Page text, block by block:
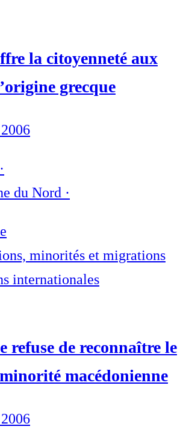
la citoyenneté aux
grecque
·
du Nord ·
minorités et migrations
internationales
refuse de reconnaître le
macédonienne